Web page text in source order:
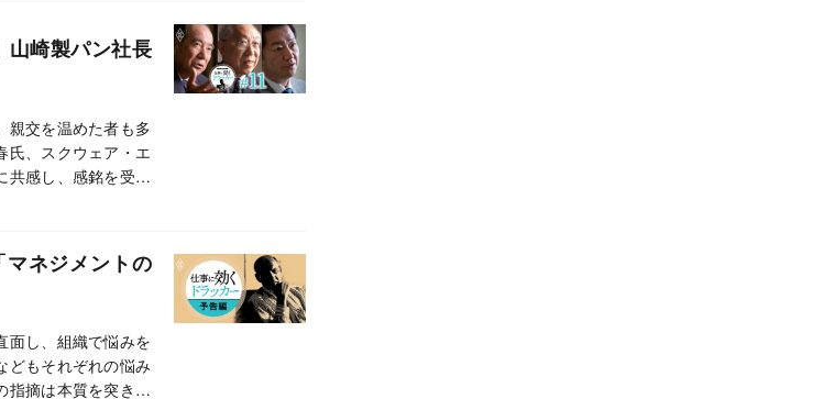
山崎製パン社長
親交を温めた者も多
氏、スクウェア・エ
共感し、感銘を受け
マネジメントの
面し、組織で悩みを
どもそれぞれの悩み
指摘は本質を突き、